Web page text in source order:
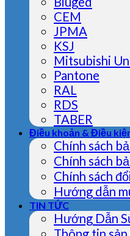
CEM
JPMA
KSJ
Mitsubishi
Pantone
RAL
RDS
TABER
Điều khoản & Điều
Chính sách
Chính sách
Chính sách
Hướng dẫn
TIN TỨC
Hướng Dẫn